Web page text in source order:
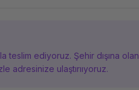
teslim ediyoruz. Şehir dışına olan
adresinize ulaştırııyoruz.